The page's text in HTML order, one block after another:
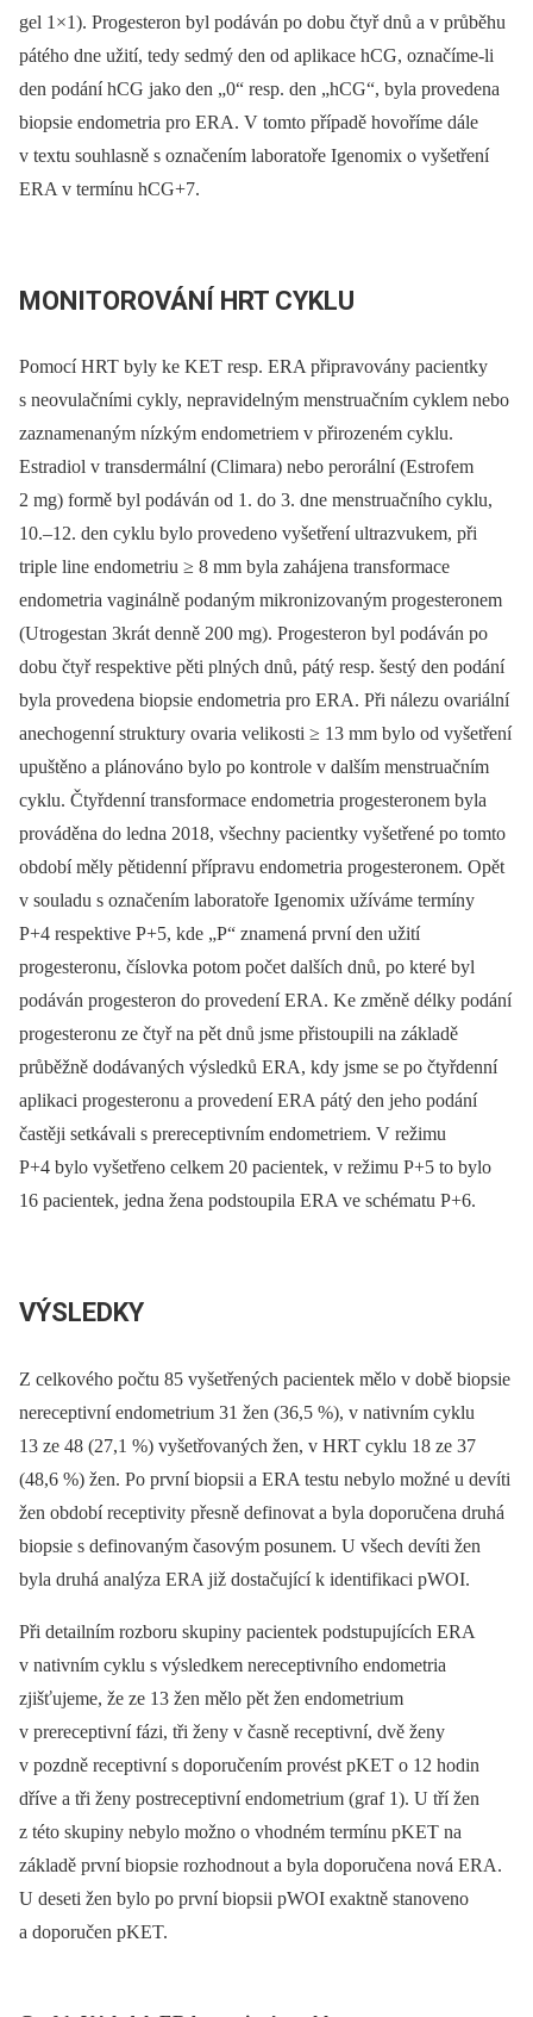
gel 1×1). Progesteron byl podáván po dobu čtyř dnů a v průběhu
pátého dne užití, tedy sedmý den od aplikace hCG, označíme-li
den podání hCG jako den „0“ resp. den „hCG“, byla provedena
biopsie endometria pro ERA. V tomto případě hovoříme dále
v textu souhlasně s označením laboratoře Igenomix o vyšetření
ERA v termínu hCG+7.
MONITOROVÁNÍ HRT CYKLU
Pomocí HRT byly ke KET resp. ERA připravovány pacientky
s neovulačními cykly, nepravidelným menstruačním cyklem nebo
zaznamenaným nízkým endometriem v přirozeném cyklu.
Estradiol v transdermální (Climara) nebo perorální (Estrofem
2 mg) formě byl podáván od 1. do 3. dne menstruačního cyklu,
10.–12. den cyklu bylo provedeno vyšetření ultrazvukem, při
triple line endometriu ≥ 8 mm byla zahájena transformace
endometria vaginálně podaným mikronizovaným progesteronem
(Utrogestan 3krát denně 200 mg). Progesteron byl podáván po
dobu čtyř respektive pěti plných dnů, pátý resp. šestý den podání
byla provedena biopsie endometria pro ERA. Při nálezu ovariální
anechogenní struktury ovaria velikosti ≥ 13 mm bylo od vyšetření
upuštěno a plánováno bylo po kontrole v dalším menstruačním
cyklu. Čtyřdenní transformace endometria progesteronem byla
prováděna do ledna 2018, všechny pacientky vyšetřené po tomto
období měly pětidenní přípravu endometria progesteronem. Opět
v souladu s označením laboratoře Igenomix užíváme termíny
P+4 respektive P+5, kde „P“ znamená první den užití
progesteronu, číslovka potom počet dalších dnů, po které byl
podáván progesteron do provedení ERA. Ke změně délky podání
progesteronu ze čtyř na pět dnů jsme přistoupili na základě
průběžně dodávaných výsledků ERA, kdy jsme se po čtyřdenní
aplikaci progesteronu a provedení ERA pátý den jeho podání
častěji setkávali s prereceptivním endometriem. V režimu
P+4 bylo vyšetřeno celkem 20 pacientek, v režimu P+5 to bylo
16 pacientek, jedna žena podstoupila ERA ve schématu P+6.
VÝSLEDKY
Z celkového počtu 85 vyšetřených pacientek mělo v době biopsie
nereceptivní endometrium 31 žen (36,5 %), v nativním cyklu
13 ze 48 (27,1 %) vyšetřovaných žen, v HRT cyklu 18 ze 37
(48,6 %) žen. Po první biopsii a ERA testu nebylo možné u devíti
žen období receptivity přesně definovat a byla doporučena druhá
biopsie s definovaným časovým posunem. U všech devíti žen
byla druhá analýza ERA již dostačující k identifikaci pWOI.
Při detailním rozboru skupiny pacientek podstupujících ERA
v nativním cyklu s výsledkem nereceptivního endometria
zjišťujeme, že ze 13 žen mělo pět žen endometrium
v prereceptivní fázi, tři ženy v časně receptivní, dvě ženy
v pozdně receptivní s doporučením provést pKET o 12 hodin
dříve a tři ženy postreceptivní endometrium (graf 1). U tří žen
z této skupiny nebylo možno o vhodném termínu pKET na
základě první biopsie rozhodnout a byla doporučena nová ERA.
U deseti žen bylo po první biopsii pWOI exaktně stanoveno
a doporučen pKET.